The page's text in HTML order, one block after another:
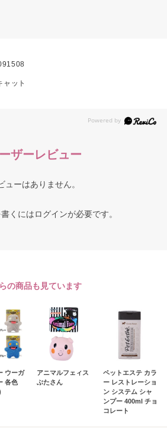
ャット
ザーレビュー
ューはありません。
くにはログインが必要です。
の商品も見ています
ウーガ
各色
アニマルフェィス
ぶたさん
ペットエステ カラ
ー レストレーショ
ン システム シャ
ンプー 400ml チョ
コレート